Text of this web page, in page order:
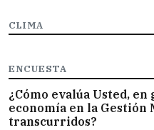
CLIMA
ENCUESTA
¿Cómo evalúa Usted,
economía en la Gestión
transcurridos?